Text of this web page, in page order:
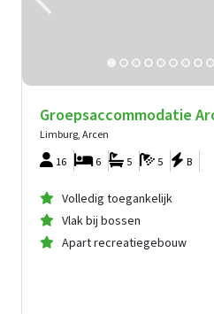
Groepsaccommodatie
Limburg, Arcen
16 5
5 B
6
Volledig toegankelijk
Vlak bij bossen
Apart recreatiegebouw